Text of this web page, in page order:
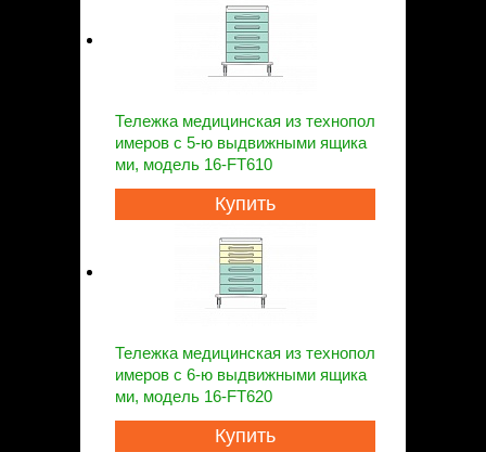
Тележка медицинская из технопол
имеров с 5-ю выдвижными ящика
ми, модель 16-FT610
Купить
Тележка медицинская из технопол
имеров с 6-ю выдвижными ящика
ми, модель 16-FT620
Купить